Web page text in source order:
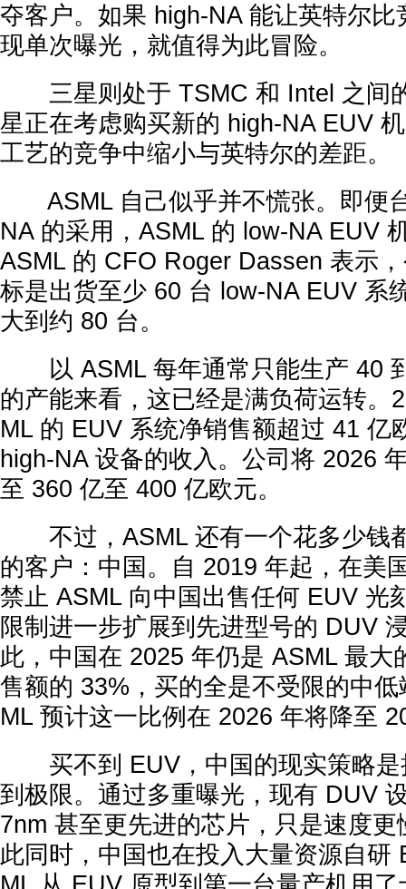
夺客户。如果 high-NA 能让英特尔比
现单次曝光，就值得为此冒险。
三星则处于 TSMC 和 Intel 之间
星正在考虑购买新的 high-NA EUV
工艺的竞争中缩小与英特尔的差距。
ASML 自己似乎并不慌张。即便
NA 的采用，ASML 的 low-NA EUV
ASML 的 CFO Roger Dassen 表示
标是出货至少 60 台 low-NA EUV 系
大到约 80 台。
以 ASML 每年通常只能生产 40
的产能来看，这已经是满负荷运转。
ML 的 EUV 系统净销售额超过 41 亿
high-NA 设备的收入。公司将 2026
至 360 亿至 400 亿欧元。
不过，ASML 还有一个花多少钱
的客户：中国。自 2019 年起，在美
禁止 ASML 向中国出售任何 EUV 光
限制进一步扩展到先进型号的 DUV
此，中国在 2025 年仍是 ASML 最大
售额的 33%，买的全是不受限的中
ML 预计这一比例在 2026 年将降至
买不到 EUV，中国的现实策略是
到极限。通过多重曝光，现有 DUV
7nm 甚至更先进的芯片，只是速度
此同时，中国也在投入大量资源自研